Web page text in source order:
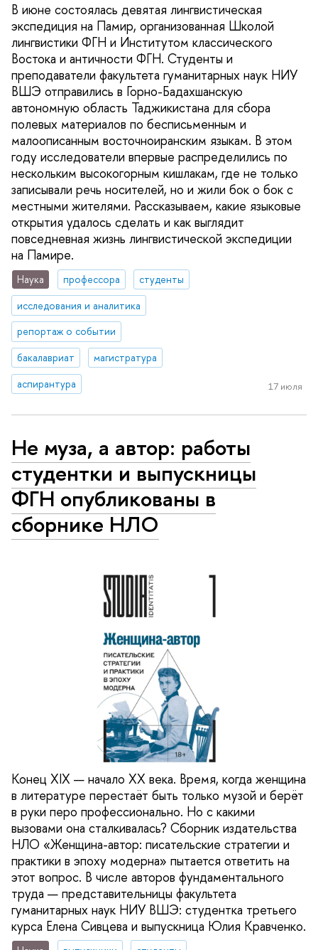
В июне состоялась девятая лингвистическая
экспедиция на Памир, организованная Школой
лингвистики ФГН и Институтом классического
Востока и античности ФГН. Студенты и
преподаватели факультета гуманитарных наук НИУ
ВШЭ отправились в Горно-Бадахшанскую
автономную область Таджикистана для сбора
полевых материалов по бесписьменным и
малоописанным восточноиранским языкам. В этом
году исследователи впервые распределились по
нескольким высокогорным кишлакам, где не только
записывали речь носителей, но и жили бок о бок с
местными жителями. Рассказываем, какие языковые
открытия удалось сделать и как выглядит
повседневная жизнь лингвистической экспедиции
на Памире.
Наука профессора
студенты
исследования и аналитика
репортаж о событии
бакалавриат
магистратура
аспирантура
17 июля
Не муза, а автор: работы
студентки и выпускницы
ФГН опубликованы в
сборнике НЛО
Конец XIX — начало XX века. Время, когда женщина
в литературе перестаёт быть только музой и берёт
в руки перо профессионально. Но с какими
вызовами она сталкивалась? Сборник издательства
НЛО «Женщина-автор: писательские стратегии и
практики в эпоху модерна» пытается ответить на
этот вопрос. В числе авторов фундаментального
труда — представительницы факультета
гуманитарных наук НИУ ВШЭ: студентка третьего
курса Елена Сивцева и выпускница Юлия Кравченко.